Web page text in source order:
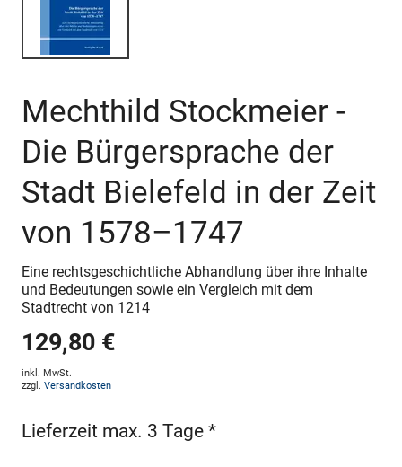
Mechthild Stockmeier -
Die Bürgersprache der
Stadt Bielefeld in der Zeit
von 1578–1747
Eine rechtsgeschichtliche Abhandlung über ihre Inhalte
und Bedeutungen sowie ein Vergleich mit dem
Stadtrecht von 1214
129,80 €
inkl. MwSt.
zzgl. Versandkosten
Lieferzeit max. 3 Tage *